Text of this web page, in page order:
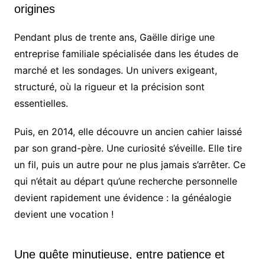
origines
Pendant plus de trente ans, Gaëlle dirige une
entreprise familiale spécialisée dans les études de
marché et les sondages. Un univers exigeant,
structuré, où la rigueur et la précision sont
essentielles.
Puis, en 2014, elle découvre un ancien cahier laissé
par son grand-père. Une curiosité s’éveille. Elle tire
un fil, puis un autre pour ne plus jamais s’arrêter. Ce
qui n’était au départ qu’une recherche personnelle
devient rapidement une évidence : la généalogie
devient une vocation !
Une quête minutieuse, entre patience et